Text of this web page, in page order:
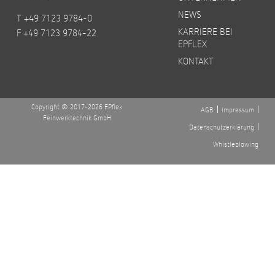
T +49 7123 9784-0
F +49 7123 9784-22
NEWS
KARRIERE BEI
EPFLEX
KONTAKT
Copyright © 2017-2026 EPflex
Feinwerktechnik GmbH
AGB
Impressum
Datenschutzerklärung
Whistleblowing